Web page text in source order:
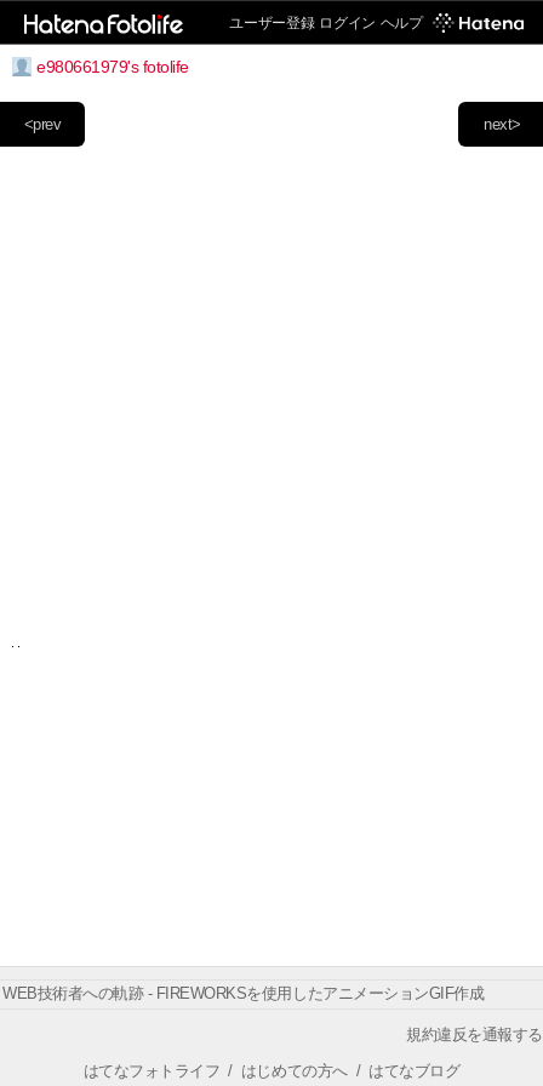
ユーザー登録 ログイン ヘルプ
e980661979's fotolife
next>
<prev
WEB技術者への軌跡 - FIREWORKSを使用したアニメーションGIF作成
規約違反を通報する
はてなフォトライフ / はじめての方へ/ はてなブログ